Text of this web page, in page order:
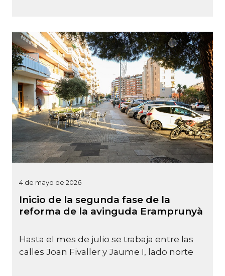
4 de mayo de 2026
Inicio de la segunda fase de la
reforma de la avinguda Eramprunyà
Hasta el mes de julio se trabaja entre las
calles Joan Fivaller y Jaume I, lado norte